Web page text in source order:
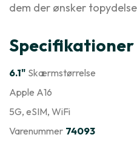
dem der ønsker
Specifikationer
6.1" Skærmstørrelse
Apple A16
5G, eSIM, WiFi
Varenummer 74093